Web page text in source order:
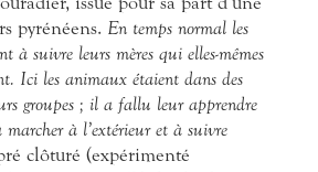
pyrénéens. En temps normal les
à suivre leurs mères qui elles-mêmes
Ici les animaux étaient dans des
groupes ; il a fallu leur apprendre
à l’extérieur et à suivre
clôturé (expérimenté